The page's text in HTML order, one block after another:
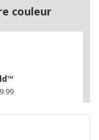
couleur